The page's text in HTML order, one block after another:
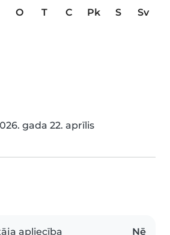
O T C Pk S
Sv
gada 22. aprīlis
apliecība Nē